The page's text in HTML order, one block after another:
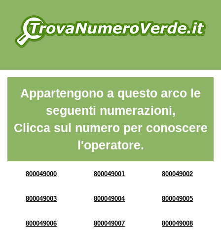
Appartengono a questo arco le
seguenti numerazioni,
Clicca sul numero per conoscere
l'operatore.
800049000 800049001 800049002
800049003 800049004 800049005
800049006 800049007 800049008